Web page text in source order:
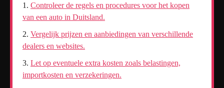
Controleer de regels en procedures voor het kopen
van een auto in Duitsland.
Vergelijk prijzen en aanbiedingen van verschillende
dealers en websites.
Let op eventuele extra kosten zoals belastingen,
importkosten en verzekeringen.